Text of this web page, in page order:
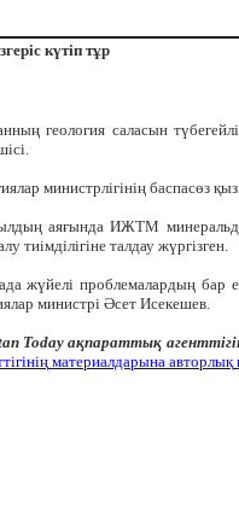
күтіп тұр
геология саласын
министрлігінің баспасөз
аяғында ИЖТМ
тиімділігіне талдау жүргізген.
жүйелі проблемалардың бар
министрі Әсет Исекешев.
Today ақпараттық
материалдарына авторлық